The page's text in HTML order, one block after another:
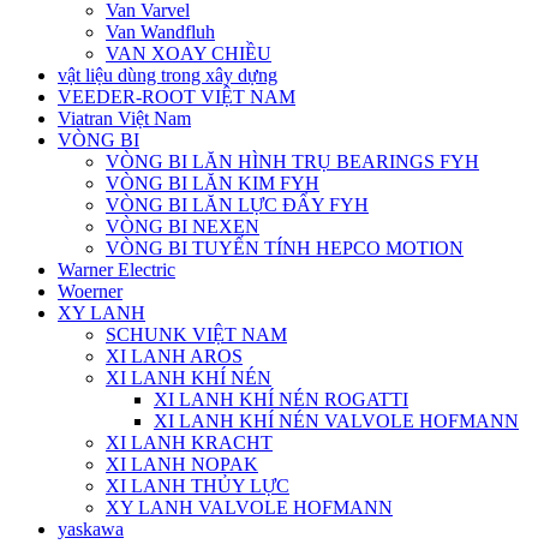
Van Varvel
Van Wandfluh
VAN XOAY CHIỀU
vật liệu dùng trong xây dựng
VEEDER-ROOT VIỆT NAM
Viatran Việt Nam
VÒNG BI
VÒNG BI LĂN HÌNH TRỤ BEARINGS FYH
VÒNG BI LĂN KIM FYH
VÒNG BI LĂN LỰC ĐẨY FYH
VÒNG BI NEXEN
VÒNG BI TUYẾN TÍNH HEPCO MOTION
Warner Electric
Woerner
XY LANH
SCHUNK VIỆT NAM
XI LANH AROS
XI LANH KHÍ NÉN
XI LANH KHÍ NÉN ROGATTI
XI LANH KHÍ NÉN VALVOLE HOFMANN
XI LANH KRACHT
XI LANH NOPAK
XI LANH THỦY LỰC
XY LANH VALVOLE HOFMANN
yaskawa